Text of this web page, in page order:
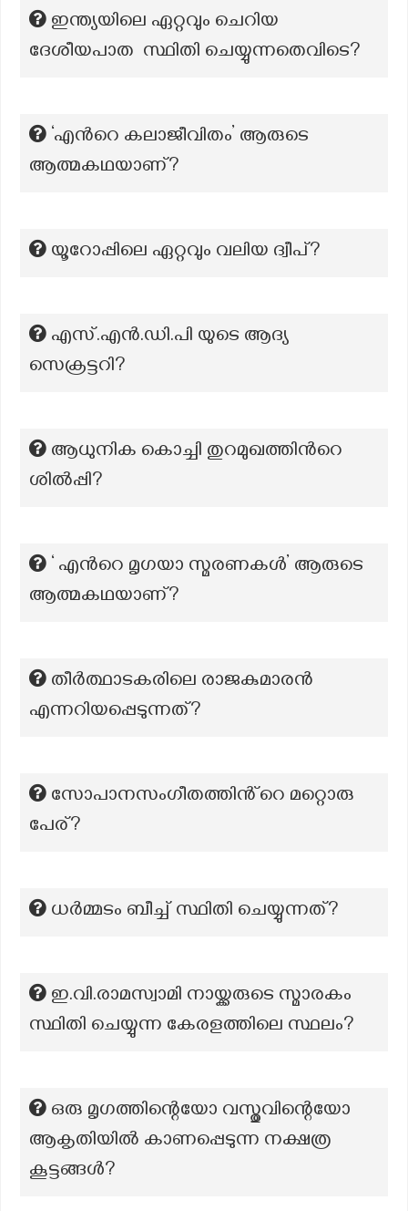
ഇന്ത്യയിലെ ഏറ്റവും ചെറിയ
ദേശീയപാത സ്ഥിതി ചെയ്യുന്നതെവിടെ?
‘എന്‍റെ കലാജീവിതം’ ആരുടെ
ആത്മകഥയാണ്?
യൂറോപ്പിലെ ഏറ്റവും വലിയ ദ്വീപ്?
എസ്.എന്‍.ഡി.പി യുടെ ആദ്യ
സെക്രട്ടറി?
ആധുനിക കൊച്ചി തുറമുഖത്തിന്‍റെ
ശില്‍പ്പി?
‘ എന്‍റെ മൃഗയാ സ്മരണകൾ’ ആരുടെ
ആത്മകഥയാണ്?
തീർത്ഥാടകരിലെ രാജകുമാരൻ
എന്നറിയപ്പെടുന്നത്?
സോപാനസംഗീതത്തിൻ്റെ മറ്റൊരു
പേര്?
ധര്‍മ്മടം ബീച്ച് സ്ഥിതി ചെയ്യുന്നത്?
ഇ.വി.രാമസ്വാമി നായ്ക്കരുടെ സ്മാരകം
സ്ഥിതി ചെയ്യുന്ന കേരളത്തിലെ സ്ഥലം?
ഒരു മൃഗത്തിന്റെയോ വസ്തുവിന്റെയോ
ആകൃതിയിൽ കാണപ്പെടുന്ന നക്ഷത്ര
കൂട്ടങ്ങൾ?